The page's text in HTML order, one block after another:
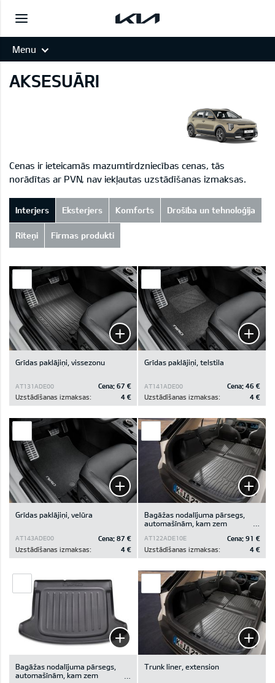
Menu
AKSESUĀRI
Cenas ir ieteicamās mazumtirdzniecības cenas, tās
norādītas ar PVN, nav iekļautas uzstādīšanas izmaksas.
Interjers Eksterjers Komforts Drošība un tehnoloģija
Riteņi Firmas produkti
Grīdas paklājiņi, vissezonu
AT131ADE00 Cena: 67 €
Uzstādīšanas izmaksas:
4 €
Grīdas paklājiņi, telstila
AT141ADE00 Cena: 46 €
Uzstādīšanas izmaksas:
4 €
Grīdas paklājiņi, velūra
AT143ADE00 Cena: 87 €
Uzstādīšanas izmaksas:
4 €
Bagāžas nodalījuma pārsegs,
automašīnām, kam zem
ir glabāšanas nodalījums
AT122ADE10E Cena: 91 €
Uzstādīšanas izmaksas:
4 €
Bagāžas nodalījuma pārsegs,
automašīnām, kam zem
Trunk liner, extension